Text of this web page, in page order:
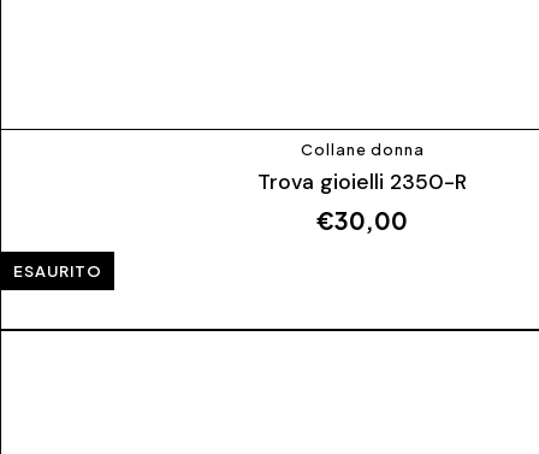
Collane donna
Trova gioielli 2350-R
€30,00
ESAURITO